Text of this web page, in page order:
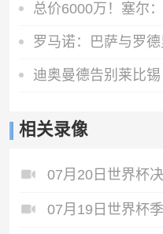
相关录像
07月20日世界杯
07月19日世界杯